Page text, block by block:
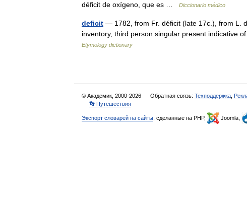
déficit de oxígeno, que es …
Diccionario médico
deficit — 1782, from Fr. déficit (late 17c.), from L.
inventory, third person singular present indicative
Etymology dictionary
© Академик, 2000-2026 Обратная связь: Техподдержка
👣 Путешествия
Экспорт словарей на сайты , сделанные на PHP, Joomla,